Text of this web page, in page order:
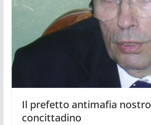
Il prefetto antimafia nostro
concittadino